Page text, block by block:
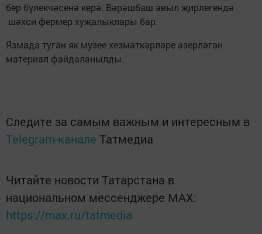
бер бүлекчәсенә керә. Вәрәшбаш авыл җирлегендә
шәхси фермер хуҗалыклары бар.
Язмада туган як музее хезмәткәрләре әзерләгән
материал файдаланылды.
Следите за самым важным и интересным в
Telegram-канале Татмедиа
Читайте новости Татарстана в
национальном мессенджере MАХ:
https://max.ru/tatmedia